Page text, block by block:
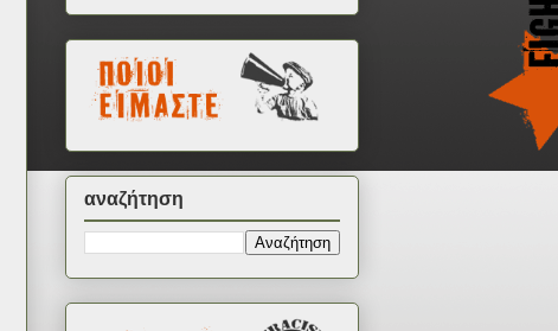
αναζήτηση